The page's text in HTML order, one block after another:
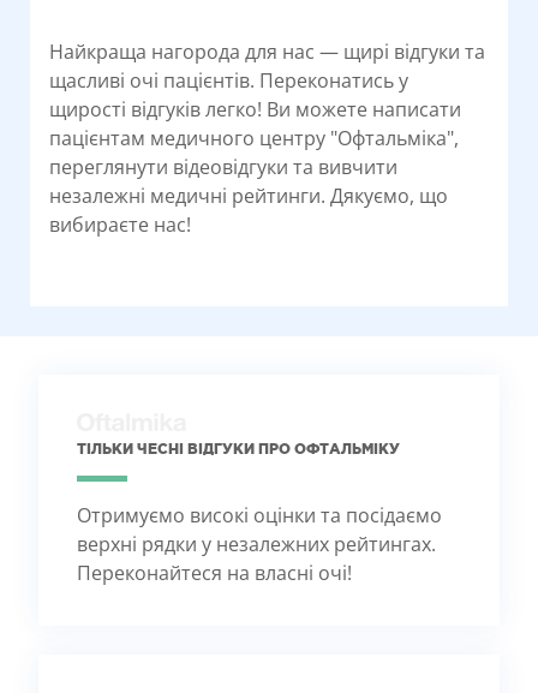
Найкраща нагорода для нас — щирі відгуки та
щасливі очі пацієнтів. Переконатись у
щирості відгуків легко! Ви можете написати
пацієнтам медичного центру "Офтальміка",
переглянути відеовідгуки та вивчити
незалежні медичні рейтинги. Дякуємо, що
вибираєте нас!
ТІЛЬКИ ЧЕСНІ ВІДГУКИ ПРО ОФТАЛЬМІКУ
Отримуємо високі оцінки та посідаємо
верхні рядки у незалежних рейтингах.
Переконайтеся на власні очі!